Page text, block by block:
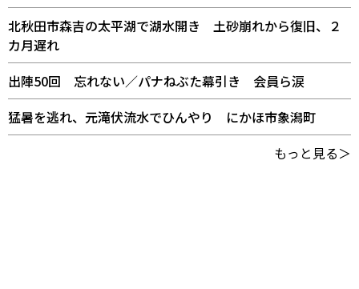
北秋田市森吉の太平湖で湖水開き 土砂崩れから復旧、２
カ月遅れ
出陣50回 忘れない／パナねぶた幕引き 会員ら涙
猛暑を逃れ、元滝伏流水でひんやり にかほ市象潟町
もっと見る＞